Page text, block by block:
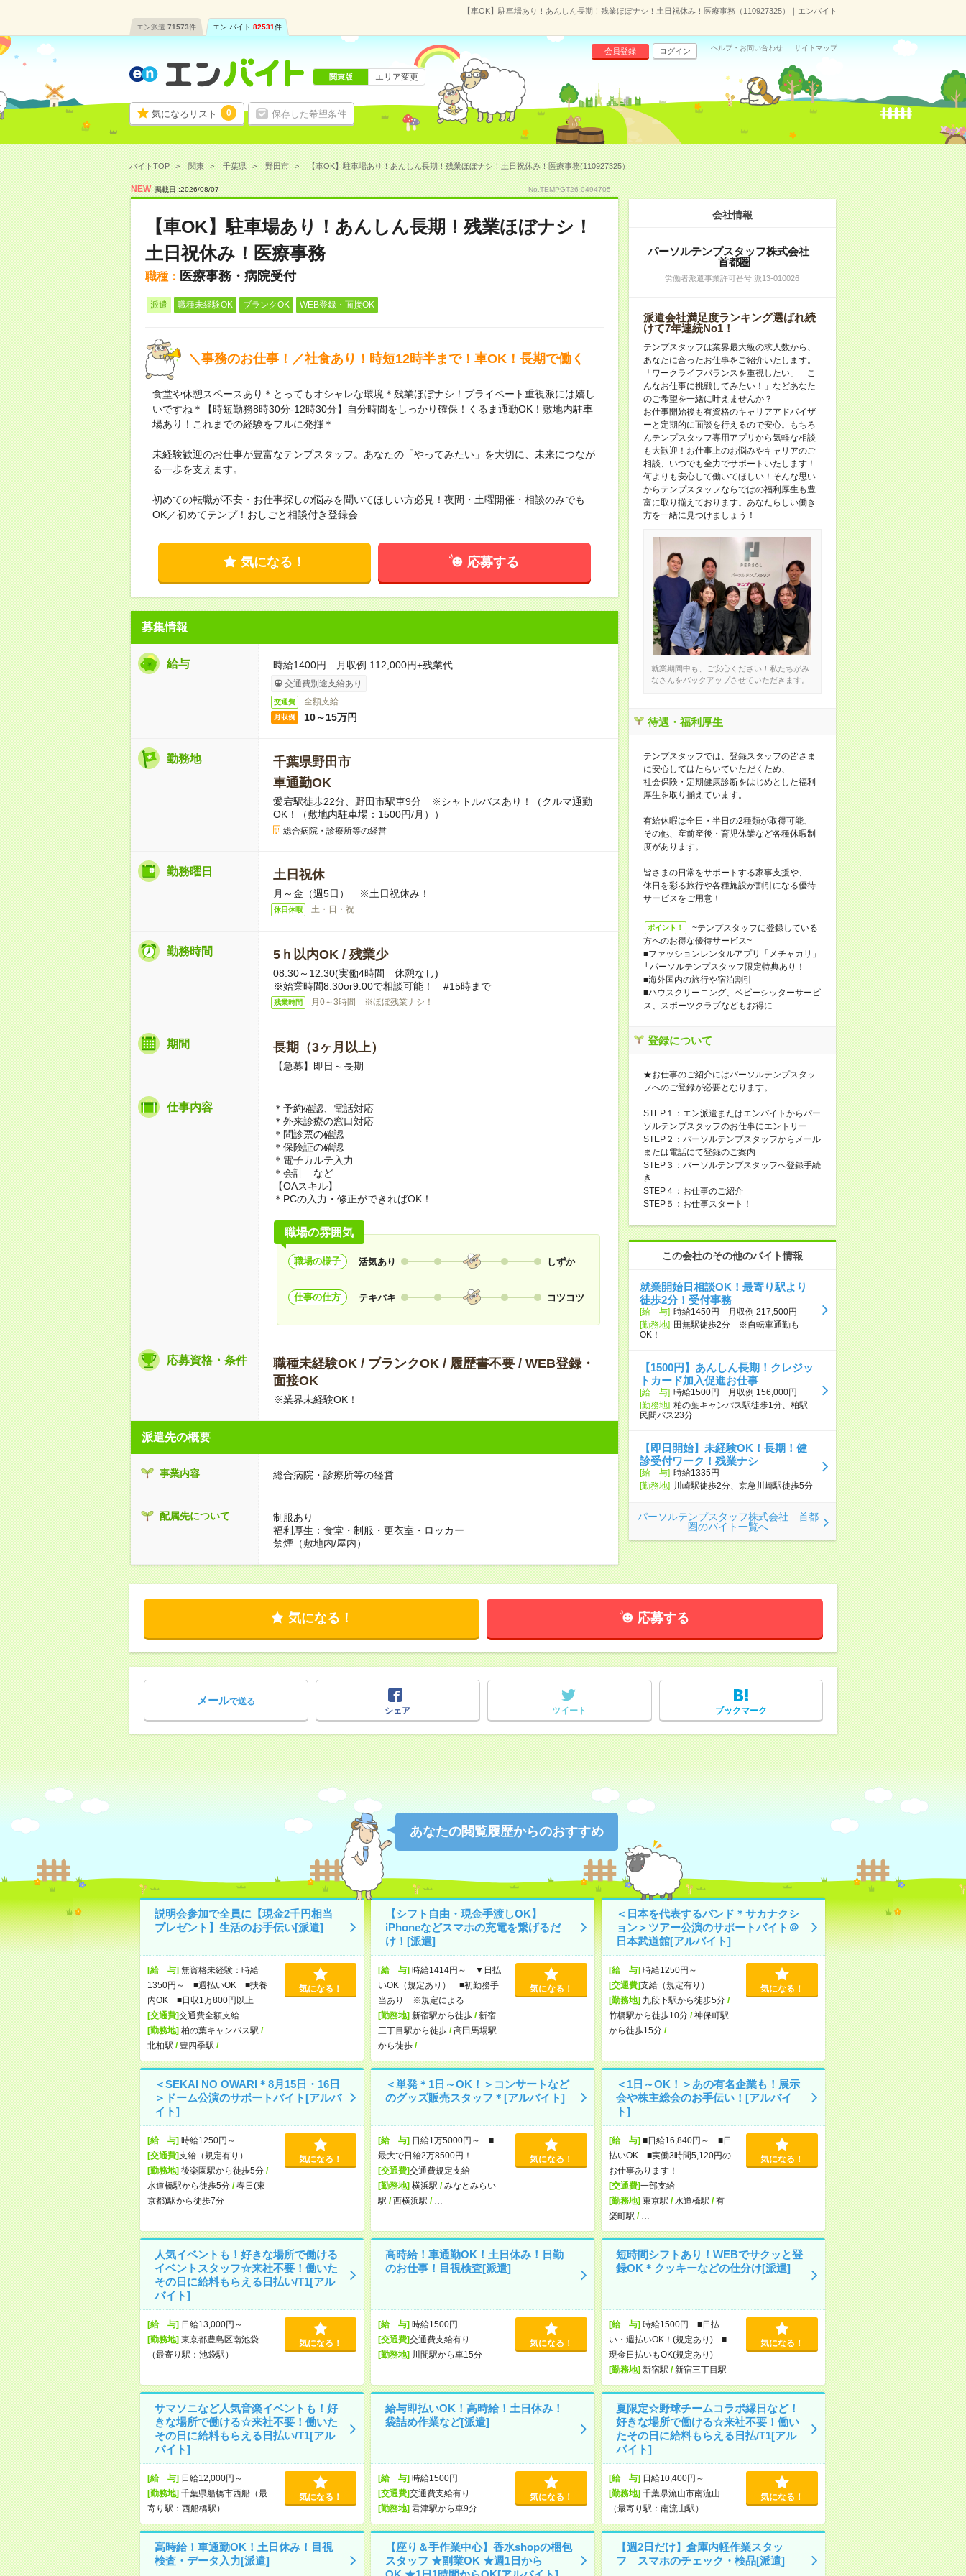
【車OK】駐車場あり！あんしん長期！残業ほぼナシ！土日祝休み！医療事務（110927325）｜エンバイト
エン派遣 71573件 エン バイト 82531件
気になるリスト 0 保存した希望条件
会員登録 ログイン ヘルプ・お問い合わせ サイトマップ
関東版 エリア変更
バイトTOP 関東 千葉県 野田市 【車OK】駐車場あり！あんしん長期！残業ほぼナシ！土日祝休み！医療事務(110927325）
NEW 掲載日 :2026/08/07 No.TEMPGT26-0494705
【車OK】駐車場あり！あんしん長期！残業ほぼナシ！
土日祝休み！医療事務
職種： 医療事務・病院受付
派遣 職種未経験OK ブランクOK WEB登録・面接OK
＼事務のお仕事！／社食あり！時短12時半まで！車OK！長期で働く
食堂や休憩スペースあり＊とってもオシャレな環境＊残業ほぼナシ！プライベート重視派には嬉し
いですね＊【時短勤務8時30分-12時30分】自分時間をしっかり確保！くるま通勤OK！敷地内駐車
場あり！これまでの経験をフルに発揮＊
未経験歓迎のお仕事が豊富なテンプスタッフ。あなたの「やってみたい」を大切に、未来につなが
る一歩を支えます。
初めての転職が不安・お仕事探しの悩みを聞いてほしい方必見！夜間・土曜開催・相談のみでも
OK／初めてテンプ！おしごと相談付き登録会
気になる！ 応募する
募集情報
給与 時給1400円 月収例 112,000円+残業代
交通費別途支給あり
交通費 全額支給
月収例 10～15万円
勤務地
千葉県野田市
車通勤OK
愛宕駅徒歩22分、野田市駅車9分 ※シャトルバスあり！（クルマ通勤
OK！（敷地内駐車場：1500円/月））
総合病院・診療所等の経営
勤務曜日 土日祝休
月～金（週5日） ※土日祝休み！
休日休暇 土・日・祝
勤務時間 5ｈ以内OK / 残業少
08:30～12:30(実働4時間 休憩なし)
※始業時間8:30or9:00で相談可能！ #15時まで
残業時間 月0～3時間 ※ほぼ残業ナシ！
期間 長期（3ヶ月以上）
【急募】即日～長期
仕事内容
＊予約確認、電話対応
＊外来診療の窓口対応
＊問診票の確認
＊保険証の確認
＊電子カルテ入力
＊会計 など
【OAスキル】
＊PCの入力・修正ができればOK！
職場の雰囲気
職場の様子 活気あり しずか
仕事の仕方 テキパキ コツコツ
応募資格・条件
職種未経験OK / ブランクOK / 履歴書不要 / WEB登録・
面接OK
※業界未経験OK！
派遣先の概要
事業内容 総合病院・診療所等の経営
配属先について
制服あり
福利厚生：食堂・制服・更衣室・ロッカー
禁煙（敷地内/屋内）
会社情報
パーソルテンプスタッフ株式会社
首都圏
労働者派遣事業許可番号:派13-010026
派遣会社満足度ランキング選ばれ続
けて7年連続No1！
テンプスタッフは業界最大級の求人数から、
あなたに合ったお仕事をご紹介いたします。
「ワークライフバランスを重視したい」「こ
んなお仕事に挑戦してみたい！」などあなた
のご希望を一緒に叶えませんか？
お仕事開始後も有資格のキャリアアドバイザ
ーと定期的に面談を行えるので安心。もちろ
んテンプスタッフ専用アプリから気軽な相談
も大歓迎！お仕事上のお悩みやキャリアのご
相談、いつでも全力でサポートいたします！
何よりも安心して働いてほしい！そんな思い
からテンプスタッフならではの福利厚生も豊
富に取り揃えております。あなたらしい働き
方を一緒に見つけましょう！
就業期間中も、ご安心ください！私たちがみ
なさんをバックアップさせていただきます。
待遇・福利厚生
テンプスタッフでは、登録スタッフの皆さま
に安心してはたらいていただくため、
社会保険・定期健康診断をはじめとした福利
厚生を取り揃えています。
有給休暇は全日・半日の2種類が取得可能、
その他、産前産後・育児休業など各種休暇制
度があります。
皆さまの日常をサポートする家事支援や、
休日を彩る旅行や各種施設が割引になる優待
サービスをご用意！
ポイント！
~テンプスタッフに登録している
方へのお得な優待サービス~
■ファッションレンタルアプリ「メチャカリ」
└パーソルテンプスタッフ限定特典あり！
■海外国内の旅行や宿泊割引
■ハウスクリーニング、ベビーシッターサービ
ス、スポーツクラブなどもお得に
登録について
★お仕事のご紹介にはパーソルテンプスタッ
フへのご登録が必要となります。
STEP１：エン派遣またはエンバイトからパー
ソルテンプスタッフのお仕事にエントリー
STEP２：パーソルテンプスタッフからメール
または電話にて登録のご案内
STEP３：パーソルテンプスタッフへ登録手続
き
STEP４：お仕事のご紹介
STEP５：お仕事スタート！
この会社のその他のバイト情報
就業開始日相談OK！最寄り駅より
徒歩2分！受付事務
[給 与] 時給1450円 月収例 217,500円
[勤務地] 田無駅徒歩2分 ※自転車通勤も
OK！
【1500円】あんしん長期！クレジッ
トカード加入促進お仕事
[給 与] 時給1500円 月収例 156,000円
[勤務地] 柏の葉キャンパス駅徒歩1分、柏駅
民間バス23分
【即日開始】未経験OK！長期！健
診受付ワーク！残業ナシ
[給 与] 時給1335円
[勤務地] 川崎駅徒歩2分、京急川崎駅徒歩5分
パーソルテンプスタッフ株式会社 首都
圏のバイト一覧へ
気になる！ 応募する
メールで送る
シェア
ツイート ブックマーク
あなたの閲覧履歴からのおすすめ
説明会参加で全員に【現金2千円相当
プレゼント】生活のお手伝い[派遣]
[給 与]無資格未経験：時給
1350円～ ■週払いOK ■扶養
内OK ■日収1万800円以上
[交通費]交通費全額支給
[勤務地]柏の葉キャンパス駅 /
北柏駅 / 豊四季駅 /
気になる！
【シフト自由・現金手渡しOK】
iPhoneなどスマホの充電を繋げるだ
け！[派遣]
[給 与]時給1414円～ ▼日払
いOK（規定あり） ■初勤務手
当あり ※規定による
[勤務地]新宿駅から徒歩/新宿
三丁目駅から徒歩/高田馬場駅
から徒歩/
気になる！
＜日本を代表するバンド＊サカナクシ
ョン＞ツアー公演のサポートバイト＠
日本武道館[アルバイト]
[給 与]時給1250円～
[交通費]支給（規定有り）
[勤務地]九段下駅から徒歩5分/
竹橋駅から徒歩10分/神保町駅
から徒歩15分/
気になる！
＜SEKAI NO OWARI＊8月15日・16日
＞ドーム公演のサポートバイト[アルバ
イト]
[給 与]時給1250円～
[交通費]支給（規定有り）
[勤務地]後楽園駅から徒歩5分/
水道橋駅から徒歩5分/春日(東
京都)駅から徒歩7分
気になる！
＜単発＊1日～OK！＞コンサートなど
のグッズ販売スタッフ＊[アルバイト]
[給 与]日給1万5000円～ ■
最大で日給2万8500円！
[交通費]交通費規定支給
[勤務地]横浜駅 /みなとみらい
駅 /西横浜駅 /
気になる！
＜1日～OK！＞あの有名企業も！展示
会や株主総会のお手伝い！[アルバイ
ト]
[給 与]■日給16,840円～ ■日
払いOK ■実働3時間5,120円の
お仕事あります！
[交通費]一部支給
[勤務地]東京駅 /水道橋駅 /有
楽町駅 /
気になる！
人気イベントも！好きな場所で働ける
イベントスタッフ☆来社不要！働いた
その日に給料もらえる日払い/T1[アル
バイト]
[給 与]日給13,000円～
[勤務地]東京都豊島区南池袋
（最寄り駅：池袋駅）
気になる！
高時給！車通勤OK！土日休み！日勤
のお仕事！目視検査[派遣]
[給 与]時給1500円
[交通費]交通費支給有り
[勤務地]川間駅から車15分
気になる！
短時間シフトあり！WEBでサクッと登
録OK＊クッキーなどの仕分け[派遣]
[給 与]時給1500円 ■日払
い・週払いOK！(規定あり) ■
現金日払いもOK(規定あり)
[勤務地]新宿駅 /新宿三丁目駅
気になる！
サマソニなど人気音楽イベントも！好
きな場所で働ける☆来社不要！働いた
その日に給料もらえる日払い/T1[アル
バイト]
[給 与]日給12,000円～
[勤務地]千葉県船橋市西船（最
寄り駅：西船橋駅）
気になる！
給与即払いOK！高時給！土日休み！
袋詰め作業など[派遣]
[給 与]時給1500円
[交通費]交通費支給有り
[勤務地]君津駅から車9分
気になる！
夏限定☆野球チームコラボ縁日など！
好きな場所で働ける☆来社不要！働い
たその日に給料もらえる日払/T1[アル
バイト]
[給 与]日給10,400円～
[勤務地]千葉県流山市南流山
（最寄り駅：南流山駅）
気になる！
高時給！車通勤OK！土日休み！目視
検査・データ入力[派遣]
【座り＆手作業中心】香水shopの梱包
スタッフ ★副業OK ★週1日から
【週2日だけ】倉庫内軽作業スタッ
フ スマホのチェック・検品[派遣]